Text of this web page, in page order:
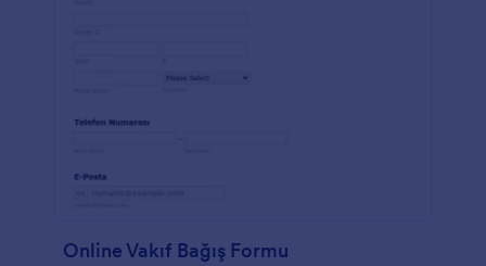
Online Vakıf Bağış Formu